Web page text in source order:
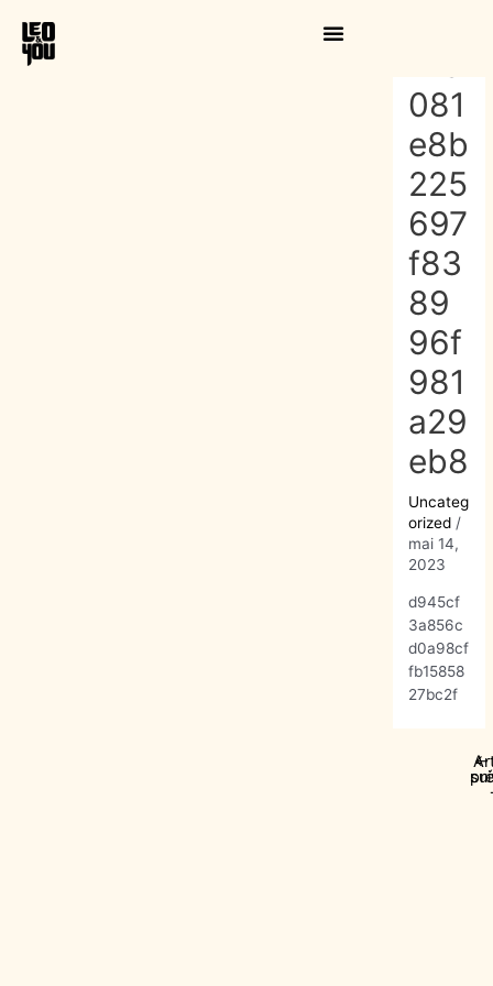
contenu
081
e8b
225
697
f83
89
96f
981
a29
eb8
Uncateg
orized /
mai 14,
2023
d945cf
3a856c
d0a98cf
fb15858
27bc2f
←